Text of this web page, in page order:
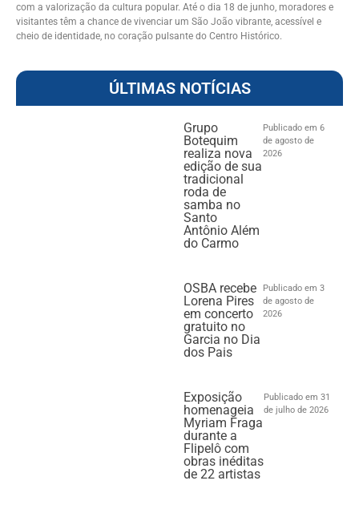
com a valorização da cultura popular. Até o dia 18 de junho, moradores e
visitantes têm a chance de vivenciar um São João vibrante, acessível e
cheio de identidade, no coração pulsante do Centro Histórico.
ÚLTIMAS NOTÍCIAS
Grupo
Botequim
realiza nova
edição de sua
tradicional
roda de
samba no
Santo
Antônio Além
do Carmo
Publicado em 6
de agosto de
2026
OSBA recebe
Lorena Pires
em concerto
gratuito no
Garcia no Dia
dos Pais
Publicado em 3
de agosto de
2026
Exposição
homenageia
Myriam Fraga
durante a
Flipelô com
obras inéditas
de 22 artistas
Publicado em 31
de julho de 2026